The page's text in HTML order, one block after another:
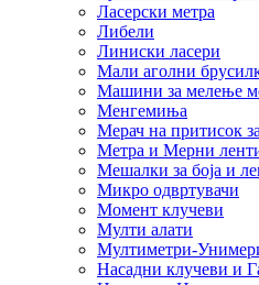
Ласерски метра
Либели
Линиски ласери
Мали аголни
Машини за мелење
Менгемиња
Мерач на притисок
Метра и Мерни
Мешалки за боја и
Микро одвртувачи
Момент клучеви
Мулти алати
Мултиметри-
Насадни клучеви и